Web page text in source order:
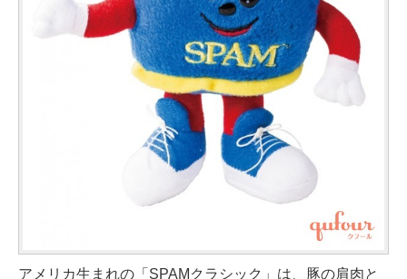
アメリカ生まれの「SPAMクラシック」は、豚の肩肉と